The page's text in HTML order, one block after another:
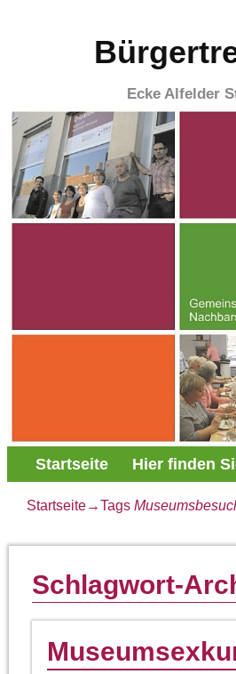
Ecke Alfelder
Startseite Hier finden
Startseite→Tags
Schlagwort-